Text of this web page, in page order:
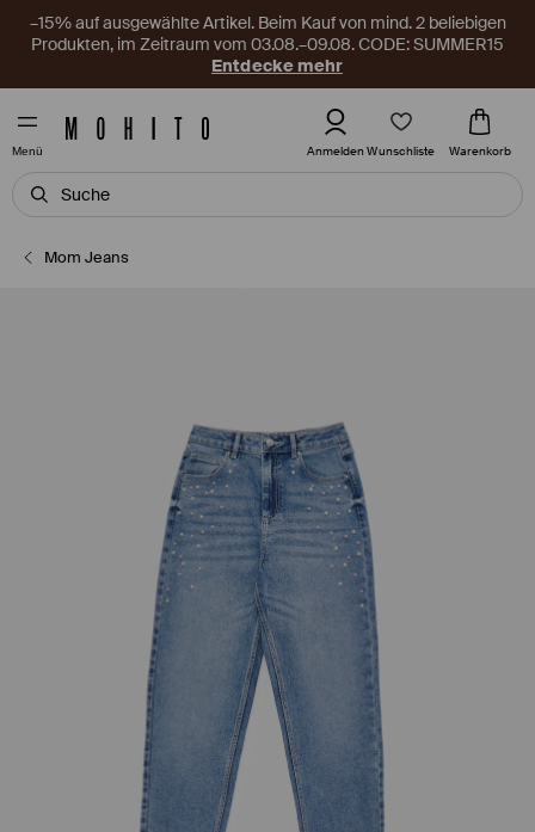
–15% auf ausgewählte Artikel. Beim Kauf von mind. 2 beliebigen
Produkten, im Zeitraum vom 03.08.–09.08. CODE: SUMMER15
Entdecke mehr
Menü Anmelden Wunschliste Warenkorb
Mom Jeans